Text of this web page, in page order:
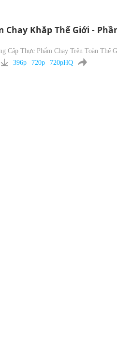
Khắp Thế Giới -
Cấp Thực Phẩm Chay Trên Toàn Thế
396p 720p 720pHQ